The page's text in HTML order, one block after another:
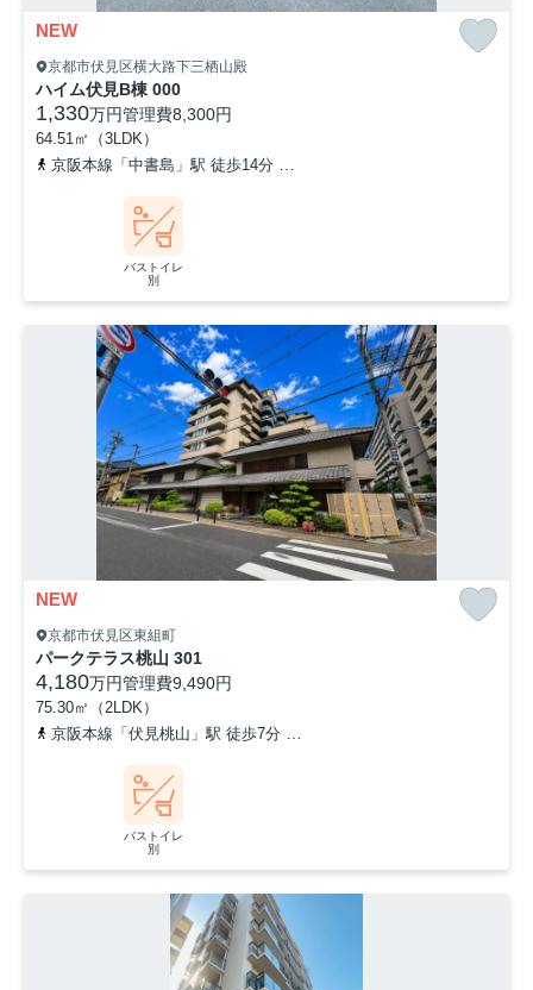
NEW
京都市伏見区横大路下三栖山殿
ハイム伏見B棟 000
1,330万円管理費8,300円
64.51㎡（3LDK）
京阪本線「中書島」駅 徒歩14分
バストイレ
別
NEW
京都市伏見区東組町
パークテラス桃山 301
4,180万円管理費9,490円
75.30㎡（2LDK）
京阪本線「伏見桃山」駅 徒歩7分
バストイレ
別